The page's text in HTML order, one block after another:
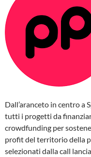
Dall’aranceto in centro a
tutti i progetti da
crowdfunding per
profit del territorio della
selezionati dalla call